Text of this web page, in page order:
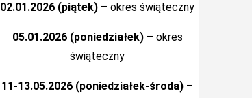
02.01.2026 (piątek) – okres świąteczny
05.01.2026 (poniedziałek)– okres
świąteczny
11-13.05.2026 (poniedziałek-środa) –